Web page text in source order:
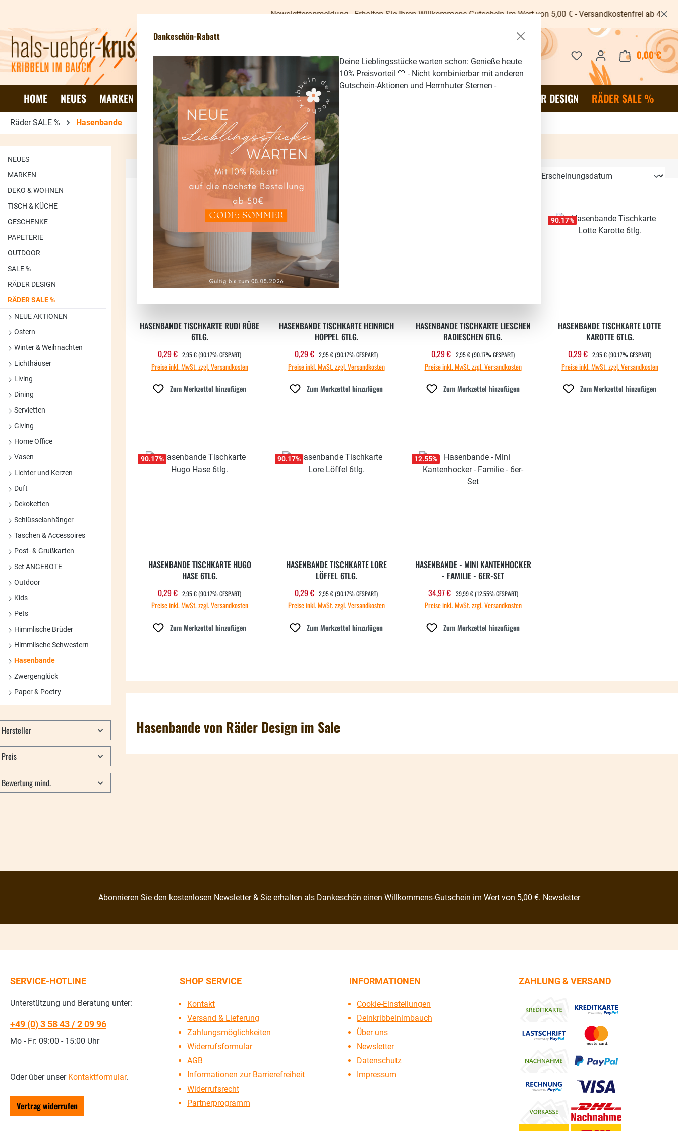
Newsletteranmeldung - Erhalten Sie Ihren Willkommens-Gutschein im Wert von 5,00 € - Versandkostenfrei ab 40€ -
Du hast 0 Produkte auf dem
0,00 €
HOME NEUES MARKEN DEKO & WOHNEN TISCH & KÜCHE GESCHENKE RÄDER DESIGN RÄDER SALE %
Räder SALE % Hasenbande
NEUES
MARKEN
DEKO & WOHNEN
TISCH & KÜCHE
GESCHENKE
PAPETERIE
OUTDOOR
SALE %
RÄDER DESIGN
RÄDER SALE %
NEUE AKTIONEN
Ostern
Winter & Weihnachten
Lichthäuser
Living
Dining
Servietten
Giving
Home Office
Vasen
Lichter und Kerzen
Duft
Dekoketten
Schlüsselanhänger
Taschen & Accessoires
Post- & Grußkarten
Set ANGEBOTE
Outdoor
Kids
Pets
Himmlische Brüder
Himmlische Schwestern
Hasenbande
Zwergenglück
Paper & Poetry
Hersteller
Preis
Bewertung mind.
HASENBANDE TISCHKARTE RUDI RÜBE
6TLG.
Verkaufspreis:
0,29 € REGULÄRER PREIS:
2,95 €(90.17% GESPART)
Preise inkl. MwSt. zzgl. Versandkosten
Zum Merkzettel hinzufügen
90.17
HASENBANDE TISCHKARTE HEINRICH
HOPPEL 6TLG.
Verkaufspreis:
0,29 € REGULÄRER PREIS:
2,95 €(90.17% GESPART)
Preise inkl. MwSt. zzgl. Versandkosten
Zum Merkzettel hinzufügen
HASENBANDE TISCHKARTE LIESCHEN
RADIESCHEN 6TLG.
Verkaufspreis:
0,29 € REGULÄRER PREIS:
2,95 €(90.17% GESPART)
Preise inkl. MwSt. zzgl. Versandkosten
Zum Merkzettel hinzufügen
90.17%
HASENBANDE TISCHKARTE LOTTE
KAROTTE 6TLG.
Verkaufspreis:
0,29 € REGULÄRER PREIS:
2,95 €(90.17% GESPART)
Preise inkl. MwSt. zzgl. Versandkosten
Zum Merkzettel hinzufügen
90.17%
HASENBANDE TISCHKARTE HUGO
HASE 6TLG.
Verkaufspreis:
0,29 € REGULÄRER PREIS:
2,95 €(90.17% GESPART)
Preise inkl. MwSt. zzgl. Versandkosten
Zum Merkzettel hinzufügen
90.17%
HASENBANDE TISCHKARTE LORE
LÖFFEL 6TLG.
Verkaufspreis:
0,29 € REGULÄRER PREIS:
2,95 €(90.17% GESPART)
Preise inkl. MwSt. zzgl. Versandkosten
Zum Merkzettel hinzufügen
12.55%
HASENBANDE - MINI KANTENHOCKER
- FAMILIE - 6ER-SET
Verkaufspreis:
34,97 € REGULÄRER PREIS:
39,99 € (12.55% GESPART)
Preise inkl. MwSt. zzgl. Versandkosten
Zum Merkzettel hinzufügen
Hasenbande von Räder Design im Sale
Abonnieren Sie den kostenlosen Newsletter & Sie erhalten als Dankeschön einen Willkommens-Gutschein im Wert von 5,00 €. Newsletter
SERVICE-HOTLINE
Unterstützung und Beratung unter:
+49 (0) 3 58 43 / 2 09 96
Mo - Fr: 09:00 - 15:00 Uhr
Oder über unser Kontaktformular.
Vertrag widerrufen
SHOP SERVICE
Kontakt
Versand & Lieferung
Zahlungsmöglichkeiten
Widerrufsformular
AGB
Informationen zur Barrierefreiheit
Widerrufsrecht
Partnerprogramm
INFORMATIONEN
Cookie-Einstellungen
Deinkribbelnimbauch
Über uns
Newsletter
Datenschutz
Impressum
ZAHLUNG & VERSAND
Dankeschön-Rabatt
Deine Lieblingsstücke warten schon: Genieße heute
10% Preisvorteil 🤍 - Nicht kombinierbar mit anderen
Gutschein-Aktionen und Herrnhuter Sternen -